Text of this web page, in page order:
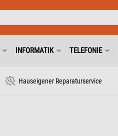
INFORMATIK TELEFONIE
Hauseigener Reparaturservice